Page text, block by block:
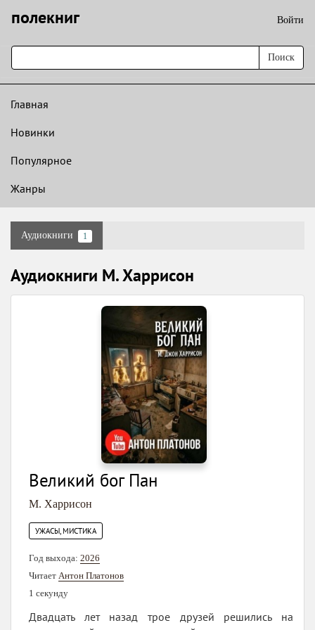
полекниг Войти
Поиск
Главная
Новинки
Популярное
Жанры
Аудиокниги 1
Аудиокниги М. Харрисон
Великий бог Пан
М. Харрисон
УЖАСЫ, МИСТИКА
Год выхода: 2026
Читает Антон Платонов
1 секунду
Двадцать лет назад трое друзей решились на